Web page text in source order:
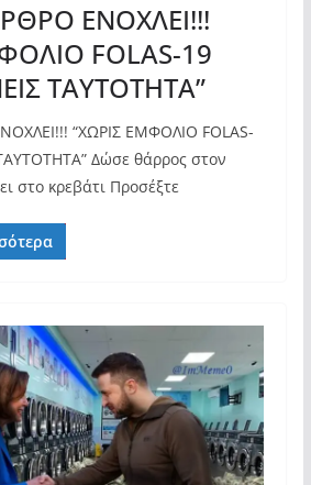
ΕΝΟΧΛΕΙ!!!
FOLAS-19
ΤΑΥΤΟΤΗΤΑ”
“ΧΩΡΙΣ ΕΜΦΟΛΙΟ FOLAS-
Δώσε θάρρος στον
στο κρεβάτι Προσέξτε